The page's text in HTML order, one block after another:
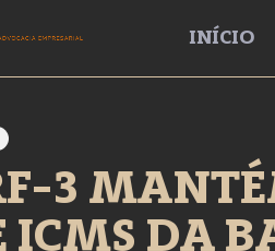
INÍCIO
3
ICMS DA